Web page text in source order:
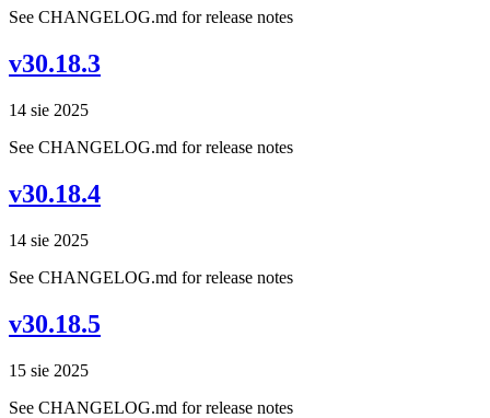
See CHANGELOG.md for release notes
v30.18.3
14 sie 2025
See CHANGELOG.md for release notes
v30.18.4
14 sie 2025
See CHANGELOG.md for release notes
v30.18.5
15 sie 2025
See CHANGELOG.md for release notes